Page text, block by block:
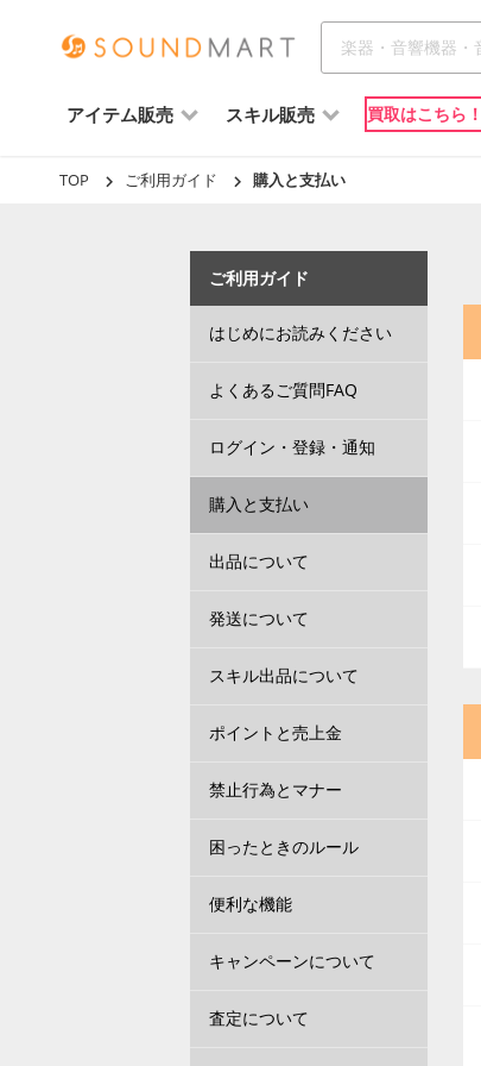
アイテム販売 スキル販売 買取はこちら！
TOP ご利用ガイド 購入と支払い
ご利用ガイド
はじめにお読みください
よくあるご質問FAQ
ログイン・登録・通知
購入と支払い
出品について
発送について
スキル出品について
ポイントと売上金
禁止行為とマナー
困ったときのルール
便利な機能
キャンペーンについて
査定について